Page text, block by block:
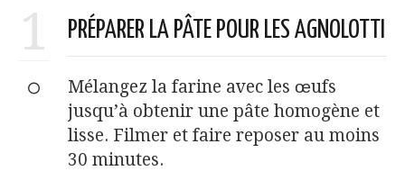
1 PRÉPARER LA PÂTE POUR LES AGNOLOTTI
Mélangez la farine avec les œufs
jusqu’à obtenir une pâte homogène et
lisse. Filmer et faire reposer au moins
30 minutes.